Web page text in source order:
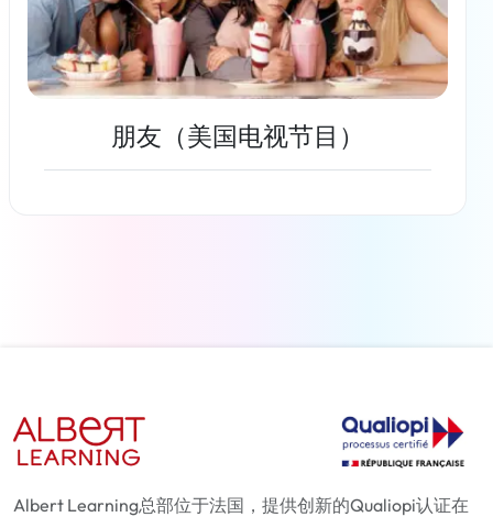
朋友（美国电视节目）
Albert Learning总部位于法国，提供创新的Qualiopi认证在